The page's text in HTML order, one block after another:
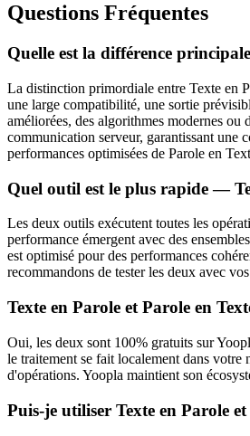
Questions Fréquentes
Quelle est la différence
La distinction primordiale entre Texte en
une large compatibilité, une sortie
améliorées, des algorithmes modernes
communication serveur, garantissant une
performances optimisées de Parole en
Quel outil est le plus rapide —
Les deux outils exécutent toutes les
performance émergent avec des
est optimisé pour des performances
recommandons de tester les deux avec
Texte en Parole et Parole en
Oui, les deux sont 100% gratuits sur
le traitement se fait localement dans
d'opérations. Yoopla maintient son
Puis-je utiliser Texte en Parole